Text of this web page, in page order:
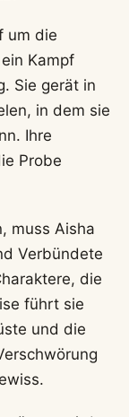
um die
Kampf
Sie gerät in
in dem sie
Ihre
Probe
muss Aisha
Verbündete
die
führt sie
und die